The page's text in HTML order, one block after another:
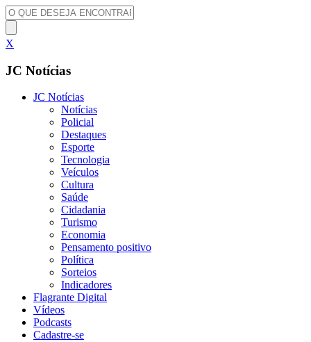
X
JC Notícias
JC Notícias
Notícias
Policial
Destaques
Esporte
Tecnologia
Veículos
Cultura
Saúde
Cidadania
Turismo
Economia
Pensamento positivo
Política
Sorteios
Indicadores
Flagrante Digital
Vídeos
Podcasts
Cadastre-se